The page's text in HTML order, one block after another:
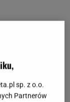
sp. z o.o.
Partnerów